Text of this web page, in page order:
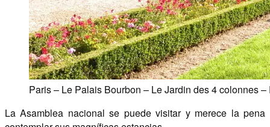
Paris – Le Palais Bourbon – Le Jardin des 4 colonnes
La Asamblea nacional se puede visitar y merece la pena